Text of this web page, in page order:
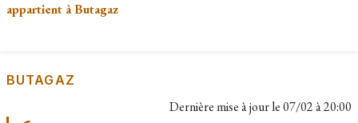
appartient à Butagaz
BUTAGAZ
Dernière mise à jour le07/02 à 20:00